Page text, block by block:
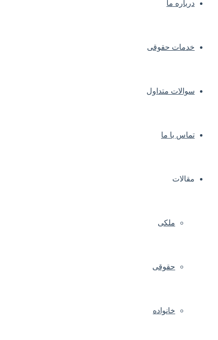
درباره ما
خدمات حقوقی
سوالات متداول
تماس با ما
مقالات
ملکی
حقوقی
خانواده